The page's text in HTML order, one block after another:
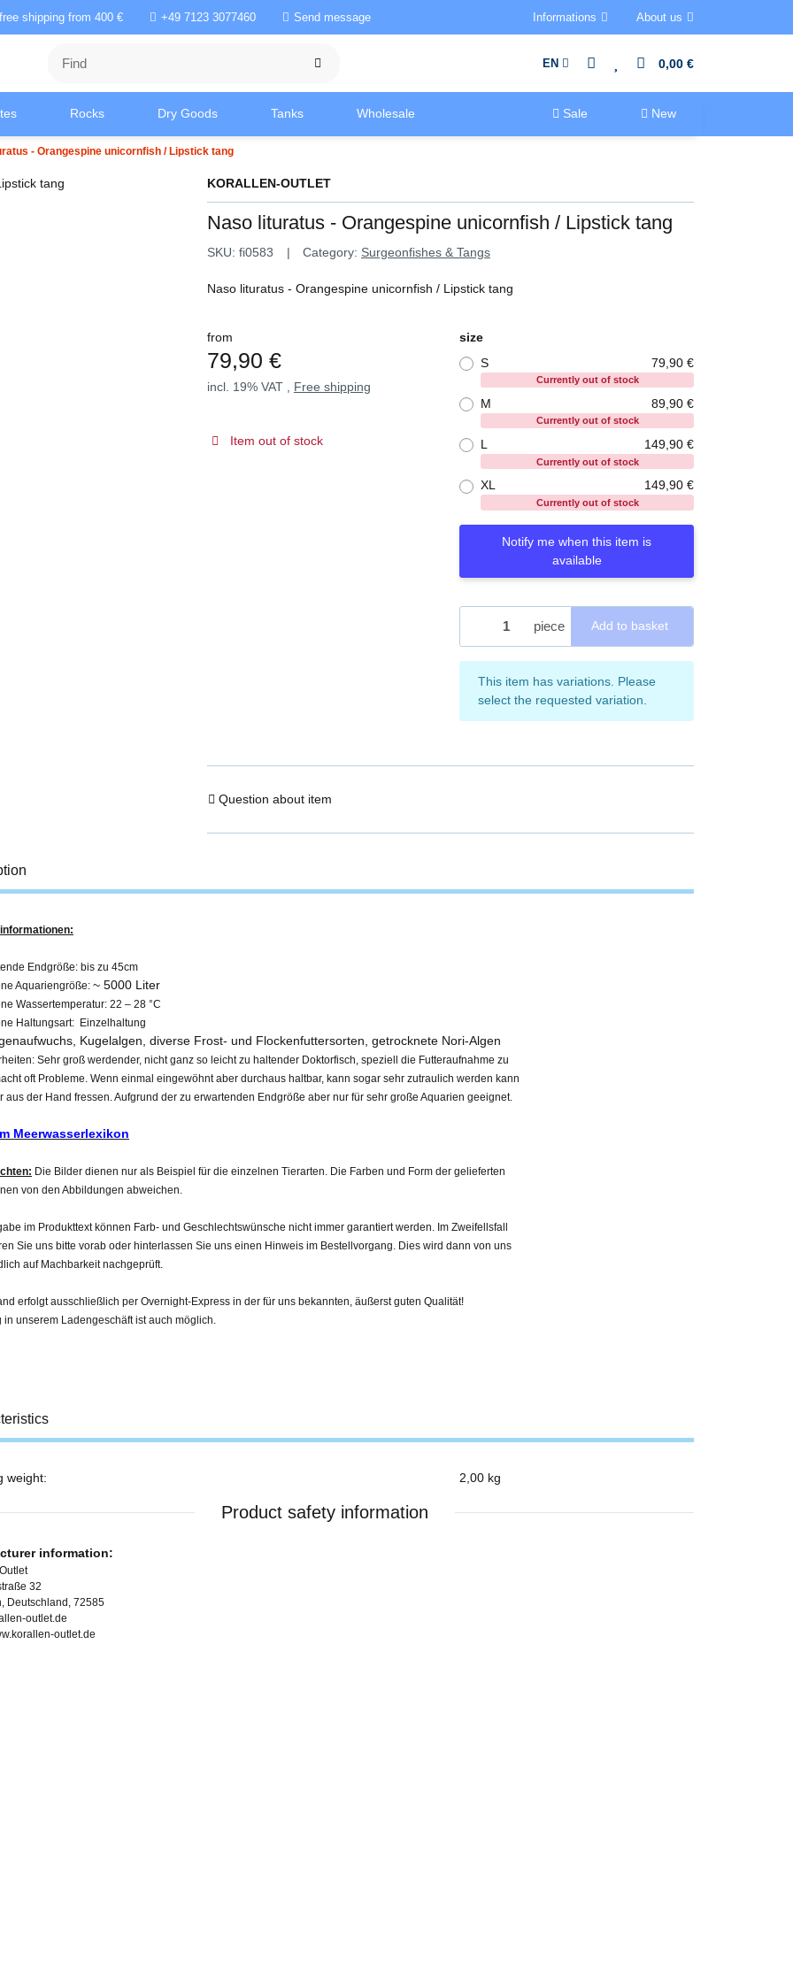
shipping from 400 € +49 7123 3077460 Send message Informations About us
EN 0,00 €
Rocks Dry Goods Tanks Wholesale Sale New
- Orangespine unicornfish / Lipstick tang
KORALLEN-OUTLET
Naso lituratus - Orangespine unicornfish / Lipstick tang
SKU: fi0583 Category: Surgeonfishes & Tangs
Naso lituratus - Orangespine unicornfish / Lipstick tang
from
79,90 €
incl. 19% VAT , Free shipping
Item out of stock
size
S
79,90 €
Currently out of stock
M 89,90 €
Currently out of stock
L 149,90 €
Currently out of stock
XL 149,90 €
Currently out of stock
Notify me when this item is
available
piece Add to basket
x
This item has variations. Please
select the requested variation.
Question about item
Endgröße: bis zu 45cm
Aquariengröße: ~ 5000 Liter
Wassertemperatur: 22 – 28 °C
Haltungsart: Einzelhaltung
Kugelalgen, diverse Frost- und Flockenfuttersorten, getrocknete Nori-Algen
Sehr groß werdender, nicht ganz so leicht zu haltender Doktorfisch, speziell die Futteraufnahme zu
oft Probleme. Wenn einmal eingewöhnt aber durchaus haltbar, kann sogar sehr zutraulich werden kann
aus der Hand fressen. Aufgrund der zu erwartenden Endgröße aber nur für sehr große Aquarien geeignet.
Meerwasserlexikon
Die Bilder dienen nur als Beispiel für die einzelnen Tierarten. Die Farben und Form der gelieferten
von den Abbildungen abweichen.
im Produkttext können Farb- und Geschlechtswünsche nicht immer garantiert werden. Im Zweifellsfall
Sie uns bitte vorab oder hinterlassen Sie uns einen Hinweis im Bestellvorgang. Dies wird dann von uns
auf Machbarkeit nachgeprüft.
erfolgt ausschließlich per Overnight-Express in der für uns bekannten, äußerst guten Qualität!
in unserem Ladengeschäft ist auch möglich.
weight: 2,00 kg
Product safety information
information:
32
Deutschland, 72585
outlet.de
outlet.de